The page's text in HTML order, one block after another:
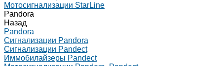
Мотосигнализации StarLine
Pandora
Назад
Pandora
Сигнализации Pandora
Сигнализации Pandect
Иммобилайзеры Pandect